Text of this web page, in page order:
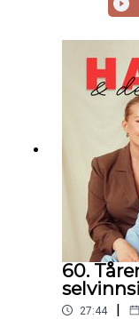
seg
usikker på
60.
27:44 |